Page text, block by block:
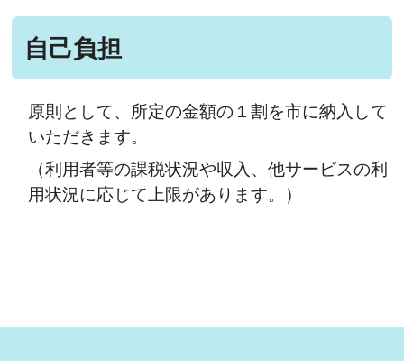
自己負担
原則として、所定の金額の１割を市に納入して
いただきます。
（利用者等の課税状況や収入、他サービスの利
用状況に応じて上限があります。）